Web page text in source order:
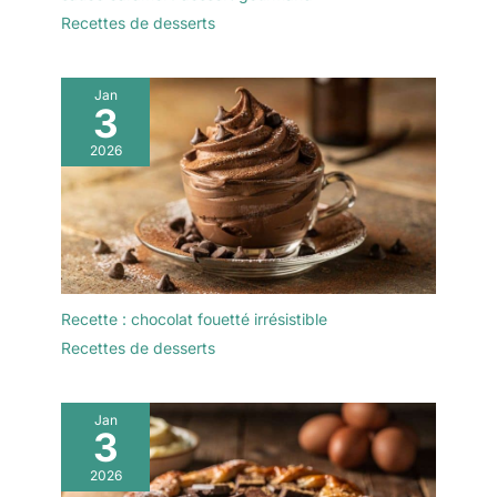
ultra-lisse. Contrairement
aux surfaces poreuses,
nos tableaux évitent les
"images fantômes" et
sont compatibles avec
les craies classiques et
les marqueurs à craie
liquide pour un rendu
professionnel et net.
NETTOYAGE FACILE &
RÉUTILISABLE : Gagnez
simple coup de chiffon
humide en quelques
secondes. Écologique et
durable, ce kit remplace
Recettes de desserts
Jan
3
2026
Recette : chocolat fouetté irrésistible
Recettes de desserts
Jan
3
2026